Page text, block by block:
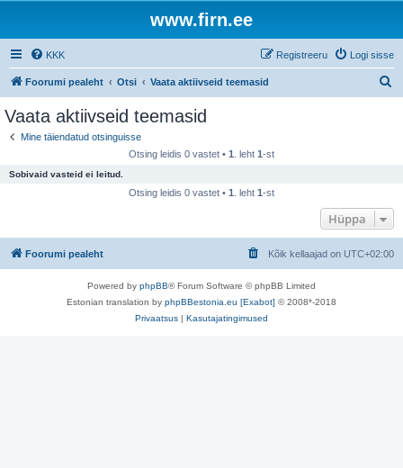
www.firn.ee
KKK Logi sisse
Registreeru
Foorumi pealeht Otsi Vaata aktiivseid teemasid
Vaata aktiivseid teemasid
Mine täiendatud otsinguisse
Otsing leidis 0 vastet • 1 . leht 1-st
Sobivaid vasteid ei leitud.
Otsing leidis 0 vastet • 1 . leht 1-st
Hüppa
Foorumi pealeht Kõik kellaajad on UTC+02:00
Powered by phpBB® Forum Software © phpBB Limited
Estonian translation by phpBBestonia.eu [Exabot] © 2008*-2018
Privaatsus | Kasutajatingimused